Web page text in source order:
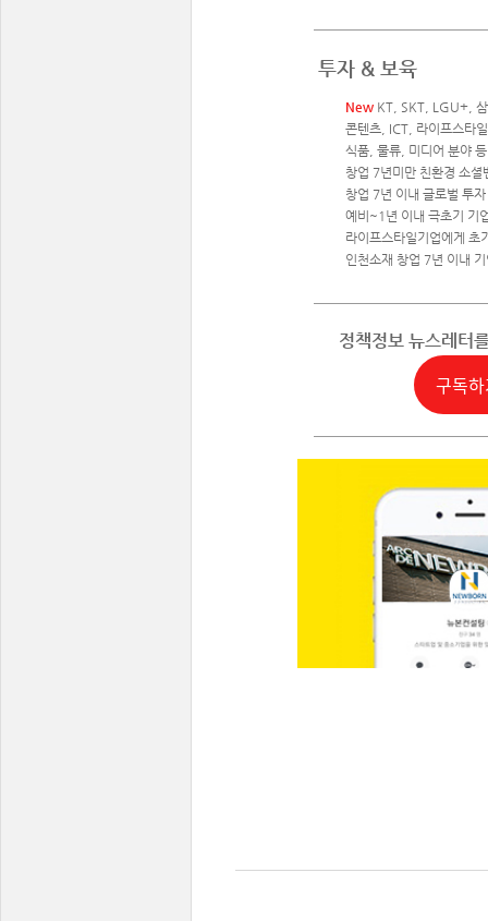
투자 & 보육
New KT, SKT, LGU+,
콘텐츠, ICT, 라이프스타
식품, 물류, 미디어 분야
창업 7년미만 친환경 소
창업 7년 이내 글로벌 투
예비~1년 이내 극초기 기
라이프스타일기업에게
인천소재 창업 7년 이내
정책정보 뉴스레터
구독